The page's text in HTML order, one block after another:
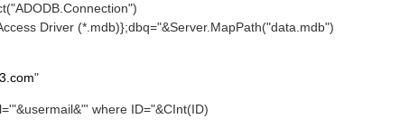
Driver (*.mdb)};dbq="&Server.MapPath("data.mdb")
"
where ID="&CInt(ID)